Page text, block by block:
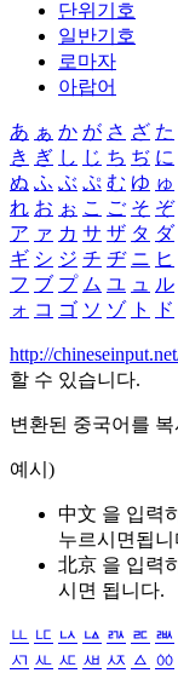
단위기호
일반기호
로마자
아랍어
あ ぁ か が さ ざ た
き ぎ し じ ち ぢ に
ぬ ふ ぶ ぷ む ゆ ゅ
れ お ぉ こ ご そ ぞ
ア ァ カ サ ザ タ ダ
ギ シ ジ チ ヂ ニ ヒ
フ ブ プ ム ユ ュ ル
ォ コ ゴ ソ ゾ ト ド
http://
할 수 있습니다.
변환된 중국어를
예시)
中文 을 입력
누르시면됩니
北京 을 입력
시면 됩니다.
ㅥ ㅦ ㅧ ㅨ ㅩ ㅪ ㅫ
ㅺ ㅻ ㅼ ㅽ ㅾ ㅿ ㆀ